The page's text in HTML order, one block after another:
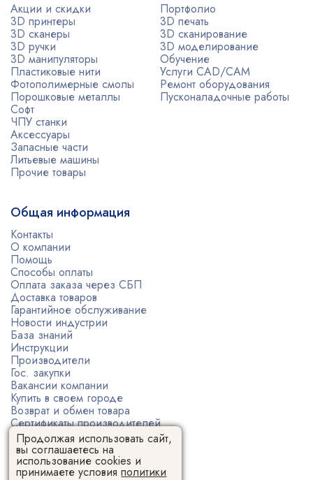
Акции и скидки
3D принтеры
3D сканеры
3D ручки
3D манипуляторы
Пластиковые нити
Фотополимерные смолы
Порошковые металлы
Софт
ЧПУ станки
Аксессуары
Запасные части
Литьевые машины
Прочие товары
Портфолио
3D печать
3D сканирование
3D моделирование
Обучение
Услуги CAD/CAM
Ремонт оборудования
Пусконаладочные работы
Общая информация
Контакты
О компании
Помощь
Способы оплаты
Оплата заказа через СБП
Доставка товаров
Гарантийное обслуживание
Новости индустрии
База знаний
Инструкции
Производители
Гос. закупки
Вакансии компании
Купить в своем городе
Возврат и обмен товара
Сертификаты производителей
Политика конфиденциальности
Пользовательское соглашение
Продолжая использовать сайт,
вы соглашаетесь на
использование cookies и
принимаете условияполитики